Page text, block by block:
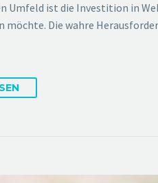
Umfeld ist die Investition in
Die wahre